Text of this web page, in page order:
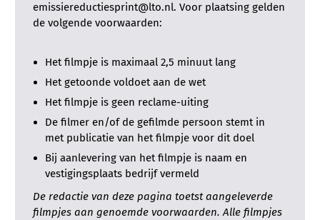
emissiereductiesprint@lto.nl. Voor plaatsing gelden
de volgende voorwaarden:
Het filmpje is maximaal 2,5 minuut lang
Het getoonde voldoet aan de wet
Het filmpje is geen reclame-uiting
De filmer en/of de gefilmde persoon stemt in
met publicatie van het filmpje voor dit doel
Bij aanlevering van het filmpje is naam en
vestigingsplaats bedrijf vermeld
De redactie van deze pagina toetst aangeleverde
filmpjes aan genoemde voorwaarden. Alle filmpjes